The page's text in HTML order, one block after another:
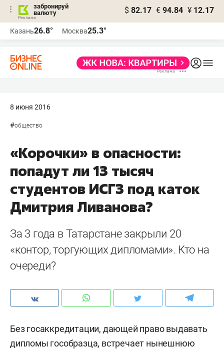
забронируй
валюту
$ 82.17 € 94.84 ¥ 12.17
Казань26.8° Москва25.3°
8 июня 2016
#общество
«Корочки» в опасности:
попадут ли 13 тысяч
студентов ИСГЗ под каток
Дмитрия Ливанова?
За 3 года в Татарстане закрыли 20
«контор, торгующих дипломами». Кто на
очереди?
Без госаккредитации, дающей право выдавать
дипломы гособразца, встречает нынешнюю